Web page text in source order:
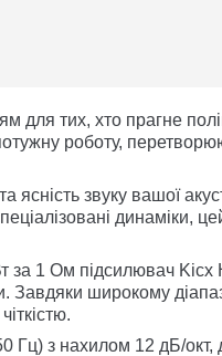
для тих, хто прагне
роботу,
ясність звуку вашої
динаміки,
за 1 Ом підсилювач
Завдяки широкому
Гц) з нахилом 12 дБ/окт,